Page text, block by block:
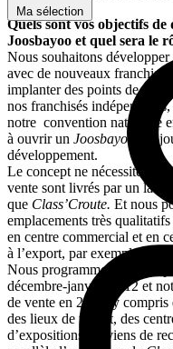
Ma sélection
Quels sont vos objectifs
Joosbayoo et quel sera le
Nous souhaitons développer
avec de nouveaux
implanter des points de
nos franchisés
notre convention nationale
à ouvrir un Joosbayoo
. Ils
développement.
Le concept ne nécessite
vente sont livrés par un
que Class’Croute. Et nous
emplacements très
en centre commercial et en
à l’export, par exemple en
Nous programmons une
décembre-janvier 2012 et
de vente en 2012, y compris
des lieux de transit, des
d’expositions. Je viens de